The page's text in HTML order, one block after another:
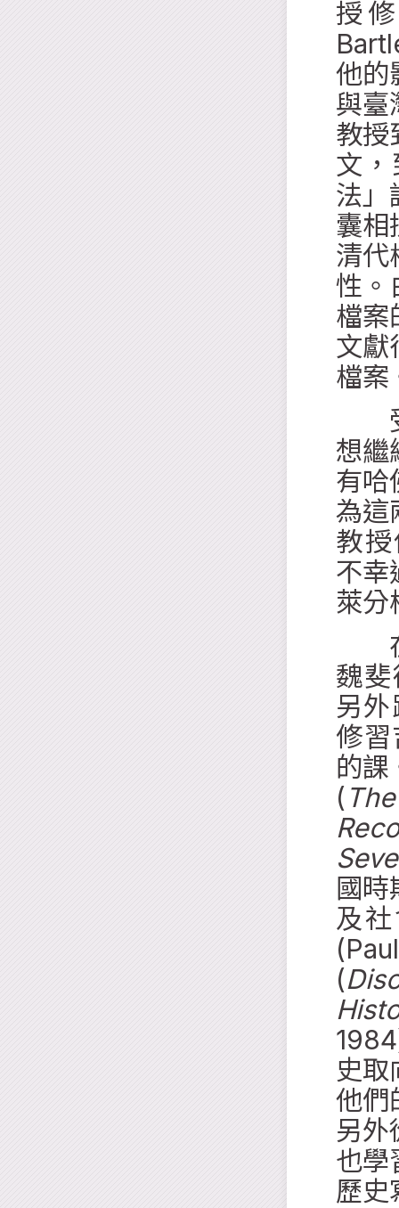
授
他的
與臺
教授
文
法」
囊相
清代
性。
檔案
文獻
檔案
受
想繼
有哈
為這
教
不幸
萊分
在
魏
另
修
的課
(
國
及
(
史取
他們
另外
也學
歷史